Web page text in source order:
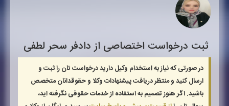
ثبت درخواست اختصاصی از دادفرسحر لطفی
در صورتی که نیاز به استخدام وکیل دارید درخواست تان را ثبت و
ارسال کنید و منتظر دریافت پیشنهادات وکلا و حقوقدانان متخصص
باشید. اگر هنوز تصمیم به استفاده از خدمات حقوقی نگرفته اید،